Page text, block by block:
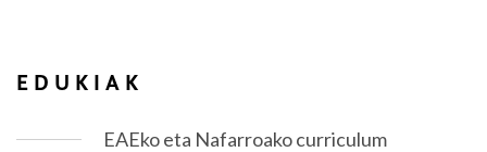
EDUKIAK
EAEko eta Nafarroako curriculum